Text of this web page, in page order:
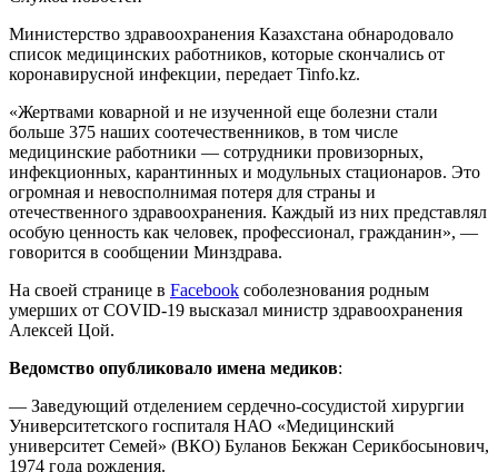
Министерство здравоохранения Казахстана обнародовало
список медицинских работников, которые скончались от
коронавирусной инфекции, передает Tinfo.kz.
«Жертвами коварной и не изученной еще болезни стали
больше 375 наших соотечественников, в том числе
медицинские работники — сотрудники провизорных,
инфекционных, карантинных и модульных стационаров. Это
огромная и невосполнимая потеря для страны и
отечественного здравоохранения. Каждый из них представлял
особую ценность как человек, профессионал, гражданин», —
говорится в сообщении Минздрава.
На своей странице в Facebook соболезнования родным
умерших от COVID-19 высказал министр здравоохранения
Алексей Цой.
Ведомство опубликовало имена медиков:
— Заведующий отделением сердечно-сосудистой хирургии
Университетского госпиталя НАО «Медицинский
университет Семей» (ВКО) Буланов Бекжан Серикбосынович,
1974 года рождения.